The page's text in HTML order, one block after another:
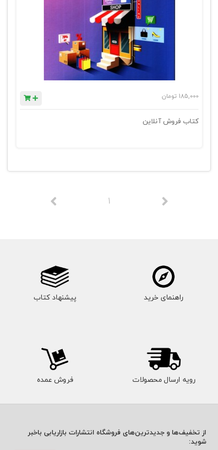
185,000 تومان
کتاب فروش آنلاین
1
راهنمای خرید پیشنهاد کتاب
رویه ارسال محصولات فروش عمده
از تخفیف‌ها و جدیدترین‌های فروشگاه انتشارات بازاریابی باخبر
شوید: